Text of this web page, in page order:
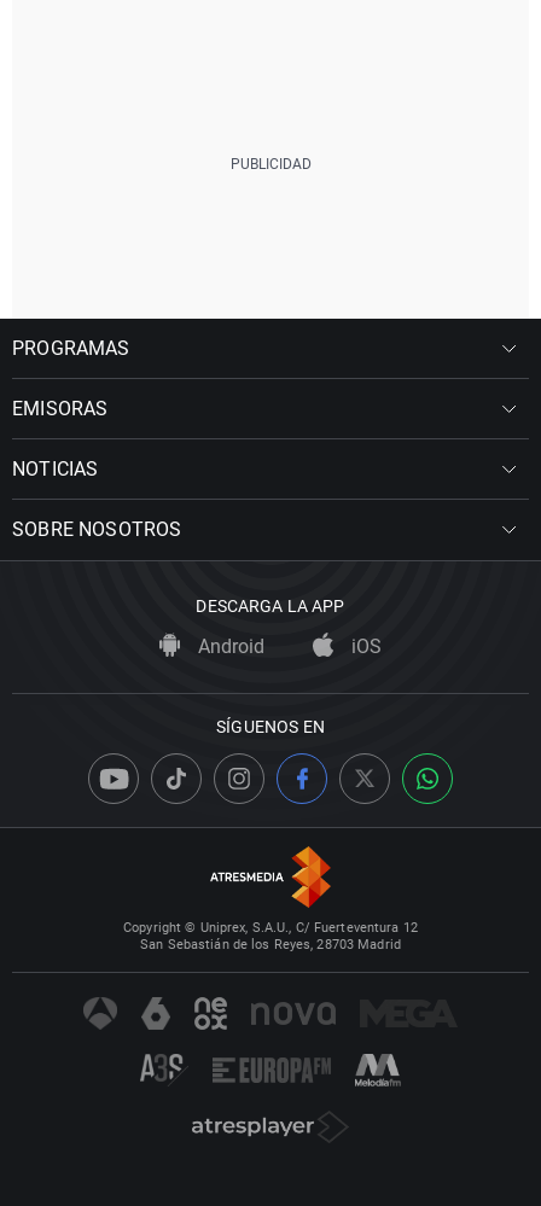
PROGRAMAS
EMISORAS
NOTICIAS
SOBRE NOSOTROS
DESCARGA LA APP
Android iOS
SÍGUENOS EN
Copyright © Uniprex, S.A.U., C/ Fuerteventura 12
San Sebastián de los Reyes, 28703 Madrid